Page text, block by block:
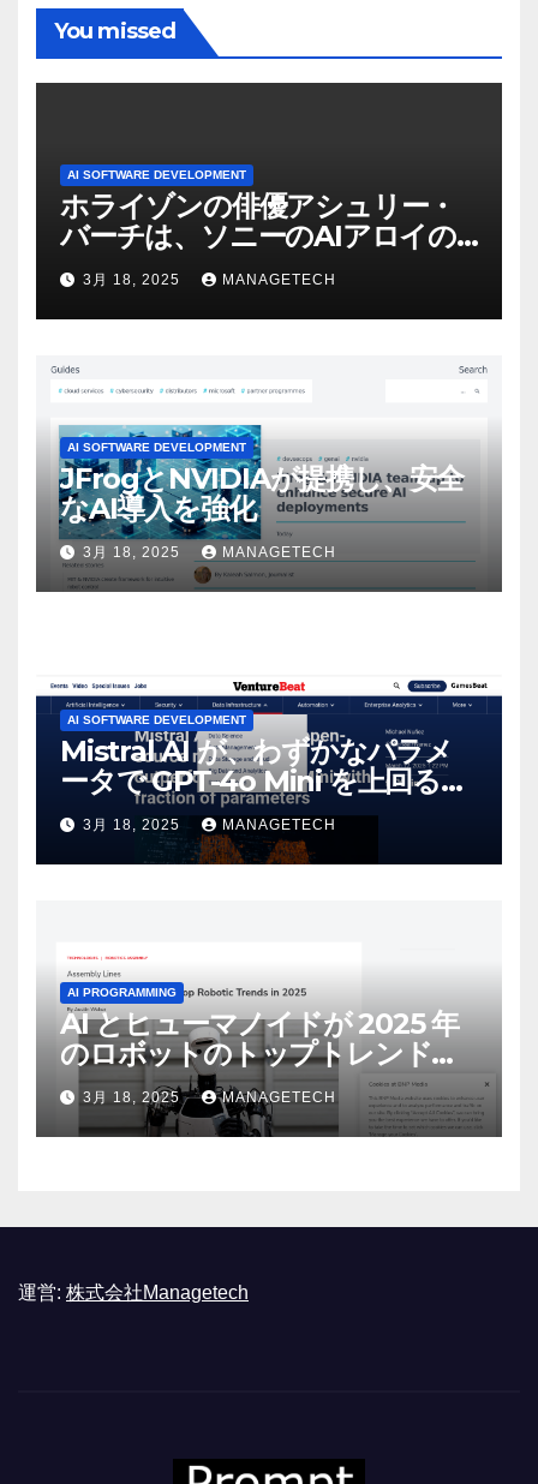
You missed
AI SOFTWARE DEVELOPMENT
ホライゾンの俳優アシュリー・
バーチは、ソニーのAIアロイの
ビデオを見て「ゲームパフォー
マンスという芸術形式に不安を
感じた」と語る – IGN
3月 18, 2025 MANAGETECH
AI SOFTWARE DEVELOPMENT
JFrogとNVIDIAが提携し、安全
なAI導入を強化
3月 18, 2025 MANAGETECH
AI SOFTWARE DEVELOPMENT
Mistral AI が、わずかなパラメ
ータで GPT-4o Mini を上回る新
しいオープンソース モデルをリ
リース | VentureBeat
3月 18, 2025 MANAGETECH
AI PROGRAMMING
AI とヒューマノイドが 2025 年
のロボットのトップトレンドに |
ASSEMBLY
3月 18, 2025 MANAGETECH
運営: 株式会社Managetech